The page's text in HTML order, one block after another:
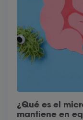
¿Qué es el
mantiene en